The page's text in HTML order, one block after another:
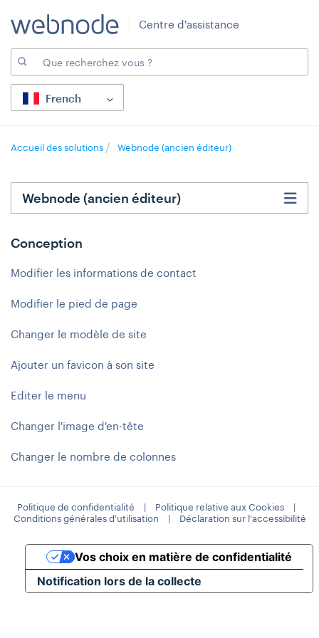
Centre d'assistance
French
Accueil des solutions Webnode (ancien éditeur)
Conception
Modifier les informations de contact
Modifier le pied de page
Changer le modèle de site
Ajouter un favicon à son site
Editer le menu
Changer l'image d'en-tête
Changer le nombre de colonnes
Webnode (ancien éditeur)
Politique de confidentialité | Politique relative aux Cookies
|
Conditions générales d'utilisation
| Déclaration sur l'accessibilité
Notification lors de la collecte
Vos choix en matière de confidentialité